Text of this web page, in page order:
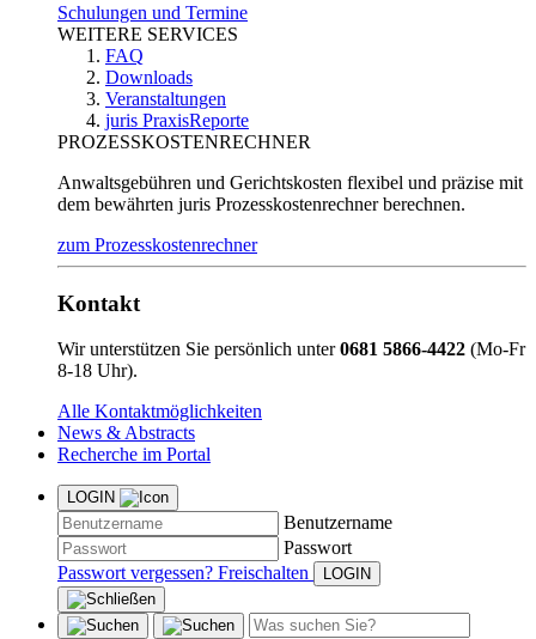
Schulungen und Termine
WEITERE SERVICES
FAQ
Downloads
Veranstaltungen
juris PraxisReporte
PROZESSKOSTENRECHNER
Anwaltsgebühren und Gerichtskosten flexibel und präzise mit
dem bewährten juris Prozesskostenrechner berechnen.
zum Prozesskostenrechner
Kontakt
Wir unterstützen Sie persönlich unter0681 5866-4422 (Mo-Fr
8-18 Uhr).
Alle Kontaktmöglichkeiten
News & Abstracts
Recherche im Portal
LOGIN
Benutzername
Passwort
Passwort vergessen? Freischalten